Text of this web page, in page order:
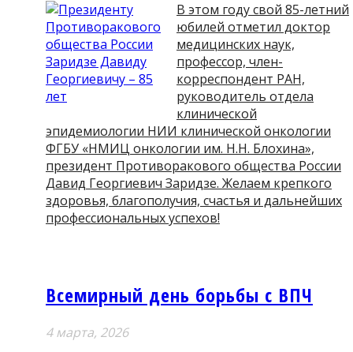
В этом году свой 85-летний
юбилей отметил доктор
медицинских наук,
профессор, член-
корреспондент РАН,
руководитель отдела
клинической
эпидемиологии НИИ клинической онкологии
ФГБУ «НМИЦ онкологии им. Н.Н. Блохина»,
президент Противоракового общества России
Давид Георгиевич Заридзе. Желаем крепкого
здоровья, благополучия, счастья и дальнейших
профессиональных успехов!
Всемирный день борьбы с ВПЧ
4 мартa, 2026